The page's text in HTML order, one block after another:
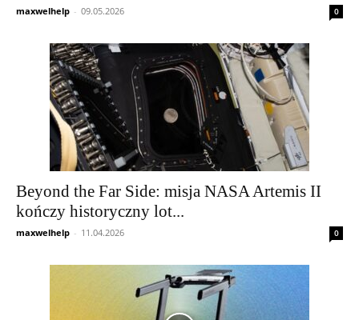
maxwelhelp - 09.05.2026 0
Beyond the Far Side: misja NASA Artemis II
kończy historyczny lot...
maxwelhelp - 11.04.2026 0